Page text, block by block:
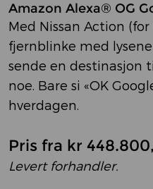
Amazon Alexa® OG
Med Nissan Action
fjernblinke med
sende en destinasjon
noe. Bare si «OK
hverdagen.
Pris fra kr
Levert forhandler.